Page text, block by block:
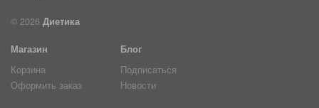
© 2026 Диетика
Магазин
Корзина
Оформить заказ
Блог
Подписаться
Новости